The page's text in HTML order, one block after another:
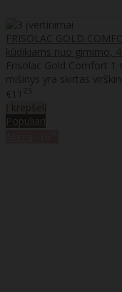
FRISOLAC GOLD
kūdikiams nuo gimimo,
Frisolac Gold Comfort 1
mišinys yra skirtas
€11 25
Populiari